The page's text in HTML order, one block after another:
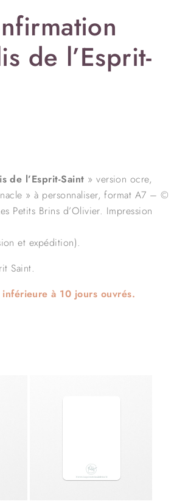
de l’Esprit-
de l’Esprit-Saint » version ocre,
» à personnaliser, format A7 – ©
Petits Brins d’Olivier. Impression
et expédition).
Saint.
à 10 jours ouvrés.